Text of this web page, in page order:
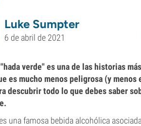
Luke Sumpter
6 de abril de 2021
verde" es una de las historias
es mucho menos peligrosa (y
descubrir todo lo que debes saber
una famosa bebida alcohólica